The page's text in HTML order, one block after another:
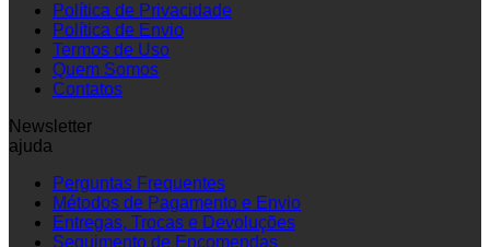
Política de Privacidade
Política de Envio
Termos de Uso
Quem Somos
Contatos
Newsletter
ajuda
Perguntas Frequentes
Métodos de Pagamento e Envio
Entregas, Trocas e Devoluções
Seguimento de Encomendas